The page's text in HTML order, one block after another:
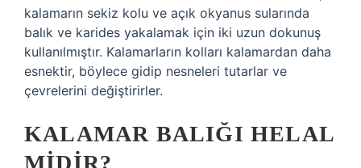
kalamarın sekiz kolu ve açık okyanus sularında
balık ve karides yakalamak için iki uzun dokunuş
kullanılmıştır. Kalamarların kolları kalamardan daha
esnektir, böylece gidip nesneleri tutarlar ve
çevrelerini değiştirirler.
KALAMAR BALIĞI HELAL
MIDIR?